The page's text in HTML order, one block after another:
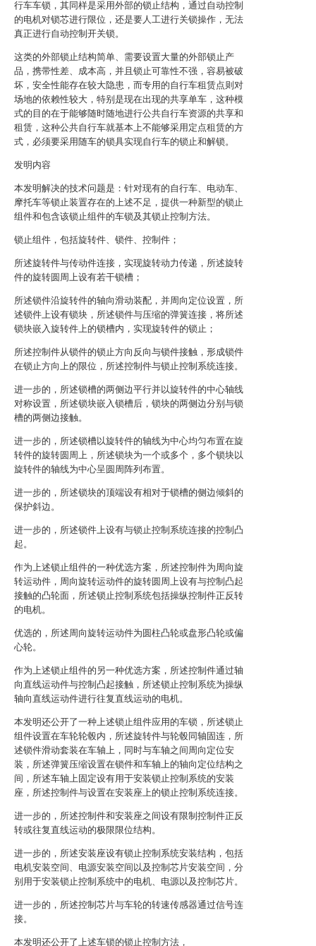
行车车锁，其同样是采用外部的锁止结构，通过自动控制
的电机对锁芯进行限位，还是要人工进行关锁操作，无法
真正进行自动控制开关锁。
这类的外部锁止结构简单、需要设置大量的外部锁止产
品，携带性差、成本高，并且锁止可靠性不强，容易被破
坏，安全性能存在较大隐患，而专用的自行车租赁点则对
场地的依赖性较大，特别是现在出现的共享单车，这种模
式的目的在于能够随时随地进行公共自行车资源的共享和
租赁，这种公共自行车就基本上不能够采用定点租赁的方
式，必须要采用随车的锁具实现自行车的锁止和解锁。
发明内容
本发明解决的技术问题是：针对现有的自行车、电动车、
摩托车等锁止装置存在的上述不足，提供一种新型的锁止
组件和包含该锁止组件的车锁及其锁止控制方法。
锁止组件，包括旋转件、锁件、控制件；
所述旋转件与传动件连接，实现旋转动力传递，所述旋转
件的旋转圆周上设有若干锁槽；
所述锁件沿旋转件的轴向滑动装配，并周向定位设置，所
述锁件上设有锁块，所述锁件与压缩的弹簧连接，将所述
锁块嵌入旋转件上的锁槽内，实现旋转件的锁止；
所述控制件从锁件的锁止方向反向与锁件接触，形成锁件
在锁止方向上的限位，所述控制件与锁止控制系统连接。
进一步的，所述锁槽的两侧边平行并以旋转件的中心轴线
对称设置，所述锁块嵌入锁槽后，锁块的两侧边分别与锁
槽的两侧边接触。
进一步的，所述锁槽以旋转件的轴线为中心均匀布置在旋
转件的旋转圆周上，所述锁块为一个或多个，多个锁块以
旋转件的轴线为中心呈圆周阵列布置。
进一步的，所述锁块的顶端设有相对于锁槽的侧边倾斜的
保护斜边。
进一步的，所述锁件上设有与锁止控制系统连接的控制凸
起。
作为上述锁止组件的一种优选方案，所述控制件为周向旋
转运动件，周向旋转运动件的旋转圆周上设有与控制凸起
接触的凸轮面，所述锁止控制系统包括操纵控制件正反转
的电机。
优选的，所述周向旋转运动件为圆柱凸轮或盘形凸轮或偏
心轮。
作为上述锁止组件的另一种优选方案，所述控制件通过轴
向直线运动件与控制凸起接触，所述锁止控制系统为操纵
轴向直线运动件进行往复直线运动的电机。
本发明还公开了一种上述锁止组件应用的车锁，所述锁止
组件设置在车轮轮毂内，所述旋转件与轮毂同轴固连，所
述锁件滑动套装在车轴上，同时与车轴之间周向定位安
装，所述弹簧压缩设置在锁件和车轴上的轴向定位结构之
间，所述车轴上固定设有用于安装锁止控制系统的安装
座，所述控制件与设置在安装座上的锁止控制系统连接。
进一步的，所述控制件和安装座之间设有限制控制件正反
转或往复直线运动的极限限位结构。
进一步的，所述安装座设有锁止控制系统安装结构，包括
电机安装空间、电源安装空间以及控制芯片安装空间，分
别用于安装锁止控制系统中的电机、电源以及控制芯片。
进一步的，所述控制芯片与车轮的转速传感器通过信号连
接。
本发明还公开了上述车锁的锁止控制方法，